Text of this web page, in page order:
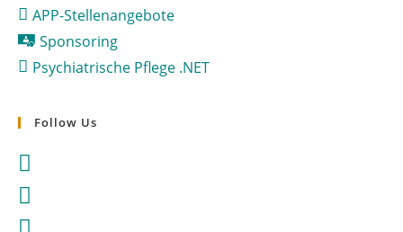
APP-Stellenangebote
Sponsoring
Psychiatrische Pflege .NET
Follow Us